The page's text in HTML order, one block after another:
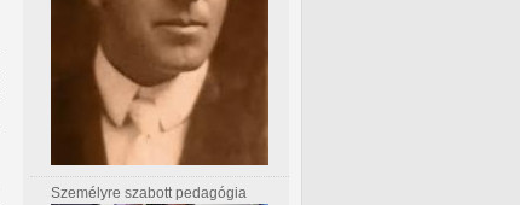
Személyre szabott pedagógia